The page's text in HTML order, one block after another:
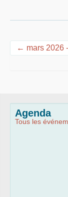
← mars 2026
Agenda
Tous les